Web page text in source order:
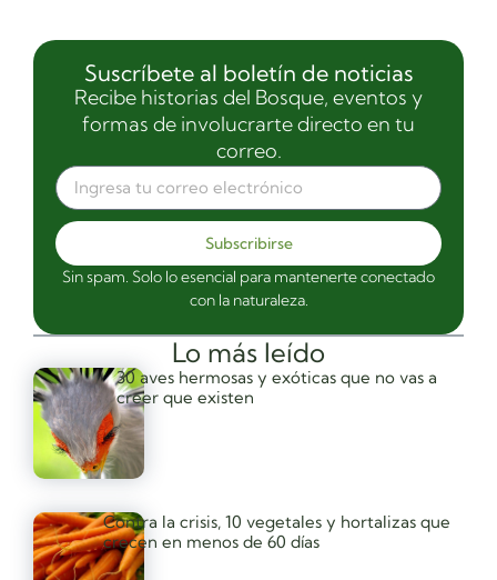
Lo más leído
30 aves hermosas y exóticas que no vas a
creer que existen
Contra la crisis, 10 vegetales y hortalizas que
crecen en menos de 60 días
Suscríbete al boletín de noticias
Recibe historias del Bosque, eventos y
formas de involucrarte directo en tu
correo.
Subscribirse
Sin spam. Solo lo esencial para mantenerte conectado
con la naturaleza.